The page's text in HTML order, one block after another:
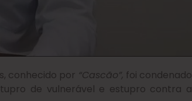
conhecido por “Cascão”, foi condenado
de vulnerável e estupro contra a